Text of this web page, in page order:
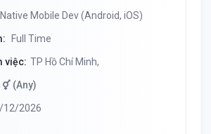
Mobile Dev (Android, iOS)
Full Time
việc: TP Hồ Chí Minh,
(Any)
12/2026